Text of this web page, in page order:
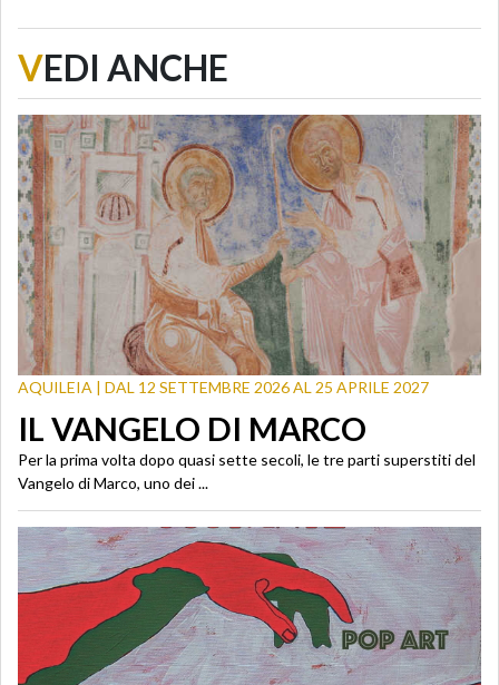
VEDI ANCHE
AQUILEIA | DAL 12 SETTEMBRE 2026 AL 25 APRILE 2027
IL VANGELO DI MARCO
Per la prima volta dopo quasi sette secoli, le tre parti superstiti del
Vangelo di Marco, uno dei ...